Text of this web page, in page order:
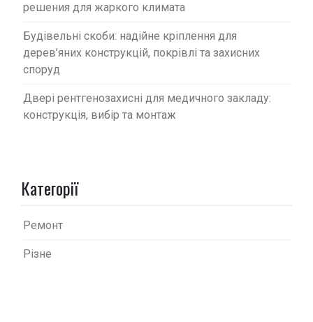
решения для жаркого климата
Будівельні скоби: надійне кріплення для
дерев’яних конструкцій, покрівлі та захисних
споруд
Двері рентгенозахисні для медичного закладу:
конструкція, вибір та монтаж
Категорії
Ремонт
Різне